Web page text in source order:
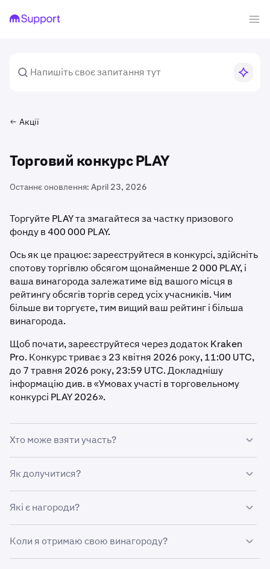
Акції
Торговий конкурс PLAY
Останнє оновлення: April 23, 2026
Торгуйте PLAY та змагайтеся за частку призового
фонду в 400 000 PLAY.
Ось як це працює: зареєструйтеся в конкурсі, здійсніть
спотову торгівлю обсягом щонайменше 2 000 PLAY, і
ваша винагорода залежатиме від вашого місця в
рейтингу обсягів торгів серед усіх учасників. Чим
більше ви торгуєте, тим вищий ваш рейтинг і більша
винагорода.
Щоб почати, зареєструйтеся через додаток Kraken
Pro. Конкурс триває з 23 квітня 2026 року, 11:00 UTC,
до 7 травня 2026 року, 23:59 UTC. Докладнішу
інформацію див. в «Умовах участі в торговельному
конкурсі PLAY 2026».
Хто може взяти участь?
Щоб пройти кваліфікацію, ви повинні:
Проживати в регіоні, де підтримується ця послуга
Мати верифікований акаунт Kraken з гарною
репутацією
Зареєструватися в конкурсі перед початком торгів
Як долучитися?
У додатку Kraken Pro:
НатиснітьMore
У розділі Promotions натиснітьPromos
Які є нагороди?
Ваша винагорода визначається вашим місцем у
рейтингу обсягів торгів серед усіх відповідних умовам
учасників. Чим більше ви торгуєте, тим вищий ваш
Коли я отримаю свою винагороду?